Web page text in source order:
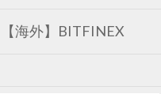
【海外】BITFINEX